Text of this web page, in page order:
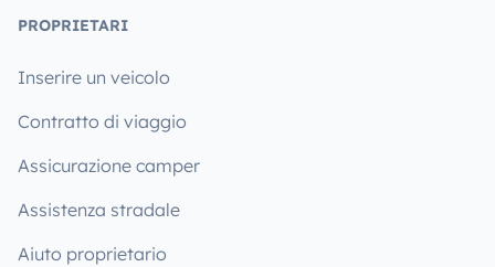
PROPRIETARI
Inserire un veicolo
Contratto di viaggio
Assicurazione camper
Assistenza stradale
Aiuto proprietario